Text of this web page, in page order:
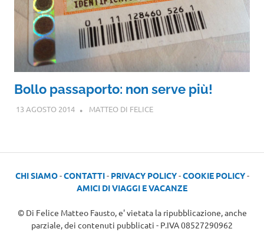
Bollo passaporto: non serve più!
13 AGOSTO 2014 MATTEO DI FELICE
CHI SIAMO-CONTATTI- PRIVACY POLICY-COOKIE POLICY-
AMICI DI VIAGGI E VACANZE
© Di Felice Matteo Fausto, e' vietata la ripubblicazione, anche
parziale, dei contenuti pubblicati - P.IVA 08527290962